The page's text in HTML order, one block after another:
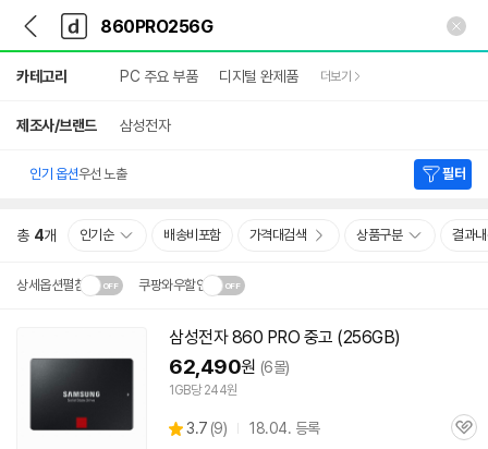
다
나
와
가
기
다
와
메
인
카테고리 PC 주요 부품 디지털 완제품 더보기
제조사/브랜드 삼성전자
인기 옵션우선 노출 필터
총 4개 인기순 배송비포함 가격대검색 상품구분 결과
상세옵션펼침 쿠팡와우할인
배송·설치비가 달라집니다.
기
삼성전자 860 PRO 중고 (256GB)
62,490원 (6몰)
1GB당 244원
별
3.7 (상
9) 18.04. 등록
관